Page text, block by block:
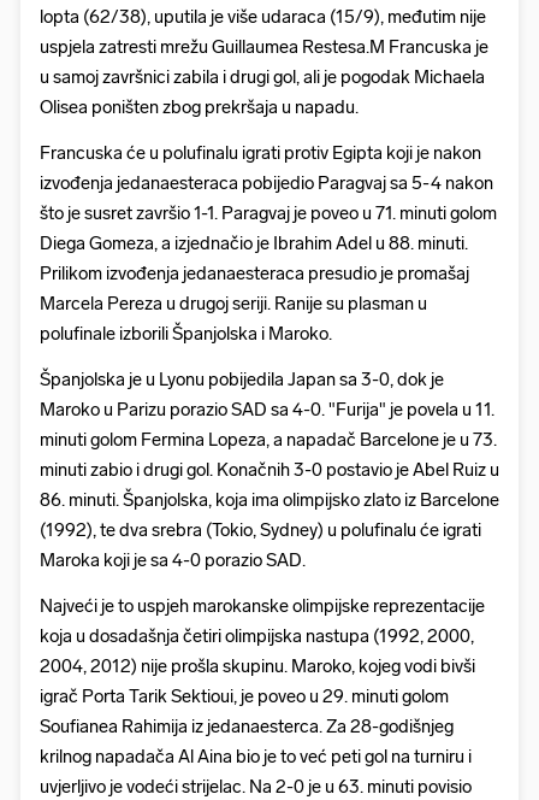
lopta (62/38), uputila je više udaraca (15/9), međutim nije
uspjela zatresti mrežu Guillaumea Restesa.M Francuska je
u samoj završnici zabila i drugi gol, ali je pogodak Michaela
Olisea poništen zbog prekršaja u napadu.
Francuska će u polufinalu igrati protiv Egipta koji je nakon
izvođenja jedanaesteraca pobijedio Paragvaj sa 5-4 nakon
što je susret završio 1-1. Paragvaj je poveo u 71. minuti golom
Diega Gomeza, a izjednačio je Ibrahim Adel u 88. minuti.
Prilikom izvođenja jedanaesteraca presudio je promašaj
Marcela Pereza u drugoj seriji. Ranije su plasman u
polufinale izborili Španjolska i Maroko.
Španjolska je u Lyonu pobijedila Japan sa 3-0, dok je
Maroko u Parizu porazio SAD sa 4-0. "Furija" je povela u 11.
minuti golom Fermina Lopeza, a napadač Barcelone je u 73.
minuti zabio i drugi gol. Konačnih 3-0 postavio je Abel Ruiz u
86. minuti. Španjolska, koja ima olimpijsko zlato iz Barcelone
(1992), te dva srebra (Tokio, Sydney) u polufinalu će igrati
Maroka koji je sa 4-0 porazio SAD.
Najveći je to uspjeh marokanske olimpijske reprezentacije
koja u dosadašnja četiri olimpijska nastupa (1992, 2000,
2004, 2012) nije prošla skupinu. Maroko, kojeg vodi bivši
igrač Porta Tarik Sektioui, je poveo u 29. minuti golom
Soufianea Rahimija iz jedanaesterca. Za 28-godišnjeg
krilnog napadača Al Aina bio je to već peti gol na turniru i
uvjerljivo je vodeći strijelac. Na 2-0 je u 63. minuti povisio